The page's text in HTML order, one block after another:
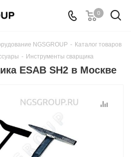
0
NGSGROUP - Каталог товаров
- Инструменты сварщика
ESAB SH2 в Москве